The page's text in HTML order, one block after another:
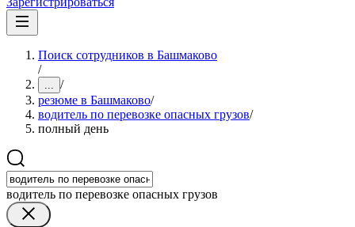
Поиск сотрудников в Башмаково
/
... /
резюме в Башмаково/
водитель по перевозке опасных грузов/
полный день
водитель по перевозке опасных грузов